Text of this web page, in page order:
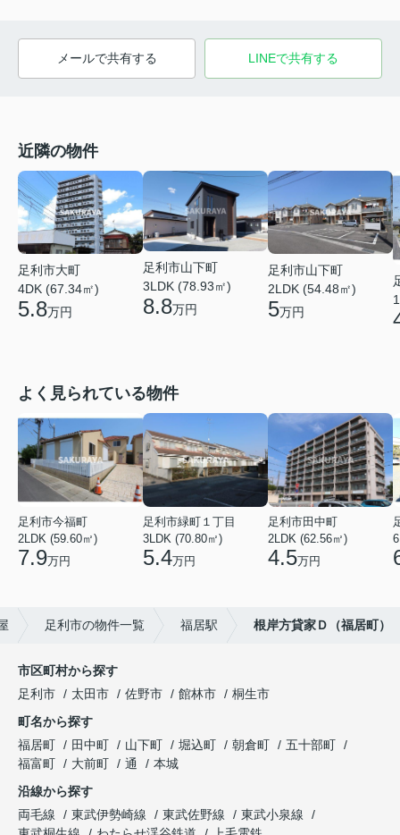
メールで共有する LINEで共有する
近隣の物件
足利市大町
4DK (67.34㎡)
5.8万円
足利市山下町
3LDK (78.93㎡)
8.8万円
足利市山下町
2LDK (54.48㎡)
5万円
よく見られている物件
足利市今福町
2LDK (59.60㎡)
7.9万円
足利市緑町１丁目
3LDK (70.80㎡)
5.4万円
足利市田中町
2LDK (62.56㎡)
4.5万円
足利市の物件一覧 福居駅 根岸方貸家Ｄ（福居町）
市区町村から探す
足利市
太田市 佐野市 館林市
桐生市
町名から探す
福居町
田中町 山下町 堀込町 朝倉町
五十部町
福富町
大前町 通
本城
沿線から探す
両毛線
東武伊勢崎線 東武佐野線
東武小泉線